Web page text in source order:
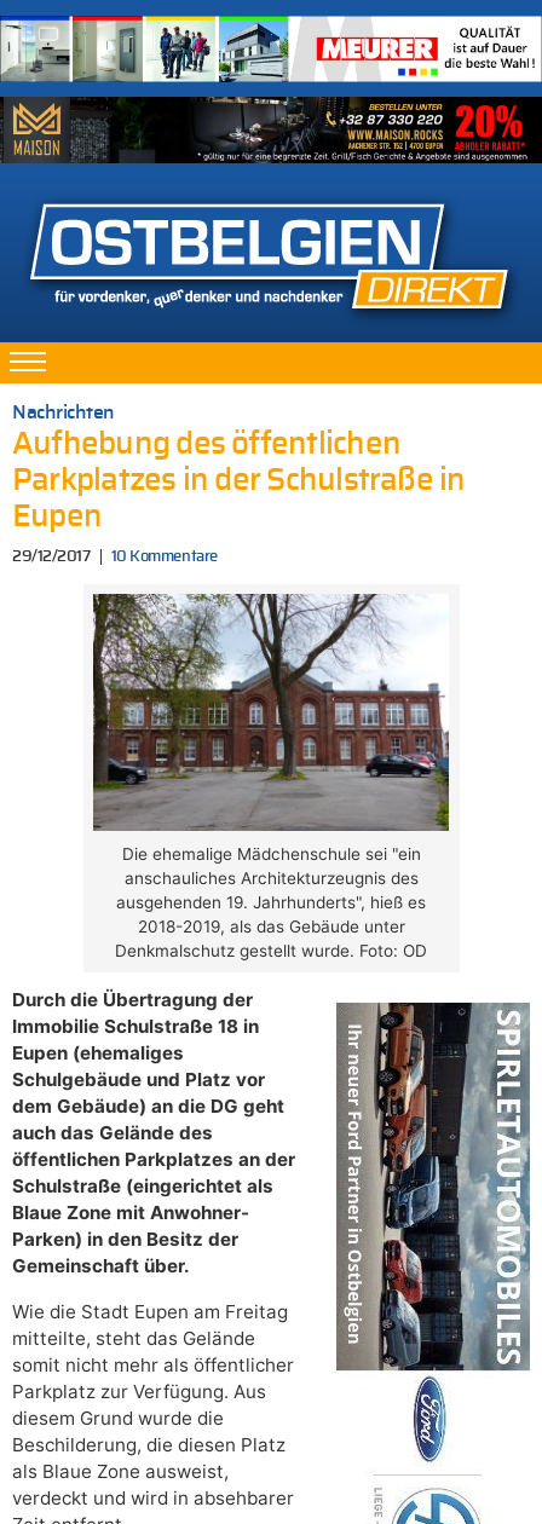
Nachrichten
Aufhebung des öffentlichen
Parkplatzes in der Schulstraße in
Eupen
29/12/2017 10 Kommentare
Die ehemalige Mädchenschule sei "ein
anschauliches Architekturzeugnis des
ausgehenden 19. Jahrhunderts", hieß es
2018-2019, als das Gebäude unter
Denkmalschutz gestellt wurde. Foto: OD
Durch die Übertragung der
Immobilie Schulstraße 18 in
Eupen (ehemaliges
Schulgebäude und Platz vor
dem Gebäude) an die DG geht
auch das Gelände des
öffentlichen Parkplatzes an der
Schulstraße (eingerichtet als
Blaue Zone mit Anwohner-
Parken) in den Besitz der
Gemeinschaft über.
Wie die Stadt Eupen am Freitag
mitteilte, steht das Gelände
somit nicht mehr als öffentlicher
Parkplatz zur Verfügung. Aus
diesem Grund wurde die
Beschilderung, die diesen Platz
als Blaue Zone ausweist,
verdeckt und wird in absehbarer